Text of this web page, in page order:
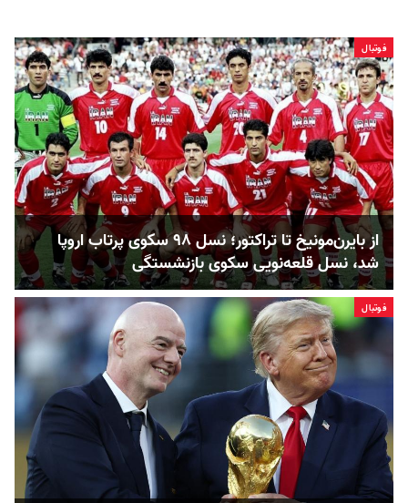
فوتبال
از بایرن‌مونیخ تا تراکتور؛ نسل ۹۸ سکوی پرتاب اروپا
شد، نسل قلعه‌نویی سکوی بازنشستگی
فوتبال